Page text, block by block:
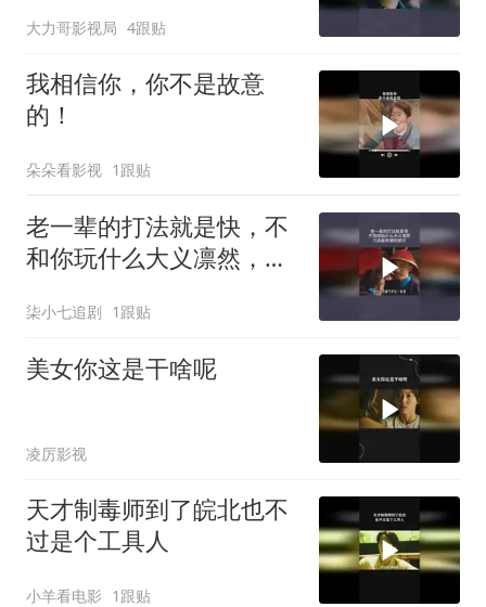
大力哥影视局 4跟贴
我相信你，你不是故意
的！
朵朵看影视 1跟贴
老一辈的打法就是快，不
和你玩什么大义凛然，只
柒小七追剧 1跟贴
美女你这是干啥呢
凌厉影视
天才制毒师到了皖北也不
过是个工具人
小羊看电影 1跟贴